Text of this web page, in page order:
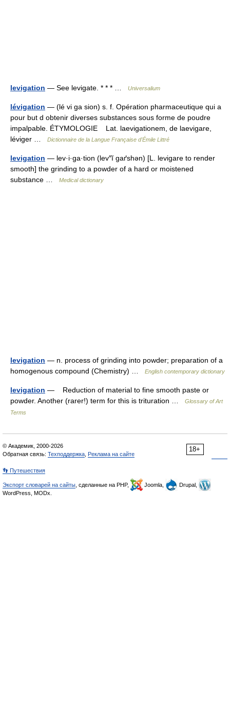
levigation — See levigate. * * * … Universalium
lévigation — (lé vi ga sion) s. f. Opération pharmaceutique qui a
pour but d obtenir diverses substances sous forme de poudre
impalpable. ÉTYMOLOGIE Lat. laevigationem, de laevigare,
léviger …
Dictionnaire de la Langue Française d'Émile Littré
levigation — lev·i·ga·tion (lev″ĭ gaґshən) [L. levigare to render
smooth] the grinding to a powder of a hard or moistened
substance …
Medical dictionary
levigation — n. process of grinding into powder; preparation of a
homogenous compound (Chemistry) …
English contemporary dictionary
levigation — Reduction of material to fine smooth paste or
powder. Another (rarer!) term for this is trituration …
Glossary of Art
Terms
18+
© Академик, 2000-2026
Обратная связь: Техподдержка Реклама на сайте
👣 Путешествия
Экспорт словарей на сайты , сделанные на PHP, Joomla,
Drupal,
WordPress, MODx.